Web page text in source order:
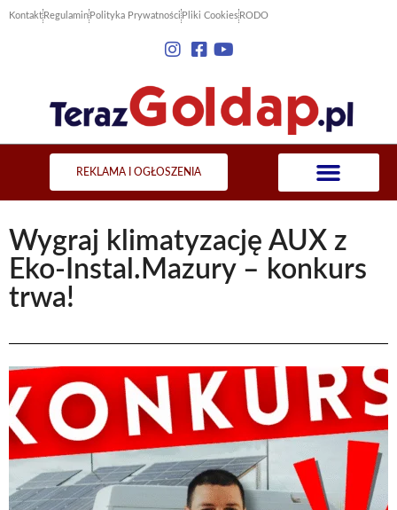
Kontakt Regulamin Polityka Prywatności Pliki Cookies RODO
REKLAMA I OGŁOSZENIA
Wygraj klimatyzację AUX z
Eko-Instal.Mazury – konkurs
trwa!